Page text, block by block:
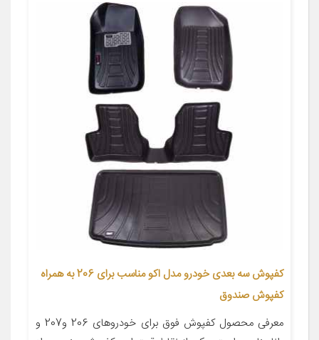
کفپوش سه بعدی خودرو مدل اکو مناسب برای 206 به همراه
کفپوش صندوق
معرفی محصول کفپوش فوق برای خودروهای 206 و207 و